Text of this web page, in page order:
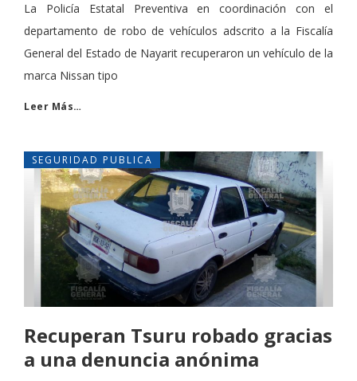
La Policía Estatal Preventiva en coordinación con el
departamento de robo de vehículos adscrito a la Fiscalía
General del Estado de Nayarit recuperaron un vehículo de la
marca Nissan tipo
Leer Más…
SEGURIDAD PUBLICA
Recuperan Tsuru robado gracias
a una denuncia anónima